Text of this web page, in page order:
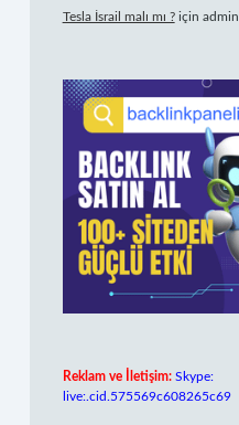
Tesla İsrail malı mı ?için admin
Reklam ve İletişim: Skype:
live:.cid.575569c608265c69